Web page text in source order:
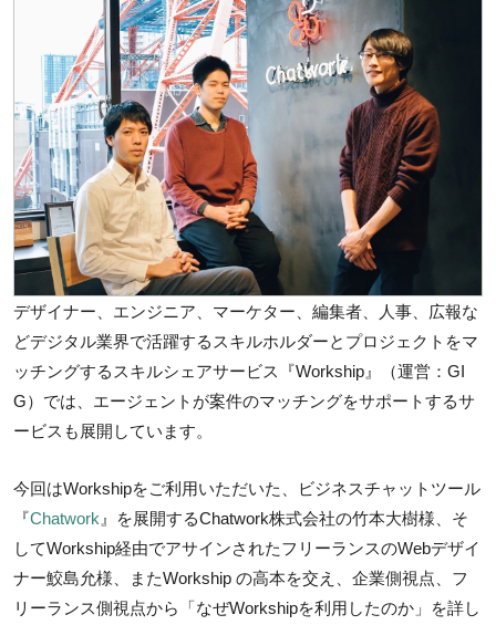
デザイナー、エンジニア、マーケター、編集者、人事、広報な
どデジタル業界で活躍するスキルホルダーとプロジェクトをマ
ッチングするスキルシェアサービス『Workship』（運営：GI
G）では、エージェントが案件のマッチングをサポートするサ
ービスも展開しています。
今回はWorkshipをご利用いただいた、ビジネスチャットツール
『Chatwork 』を展開するChatwork株式会社の竹本大樹様、そ
してWorkship経由でアサインされたフリーランスのWebデザイ
ナー鮫島允様、またWorkship の高本を交え、企業側視点、フ
リーランス側視点から「なぜWorkshipを利用したのか」を詳し